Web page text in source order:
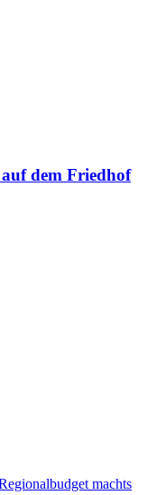
dem Friedhof
machts